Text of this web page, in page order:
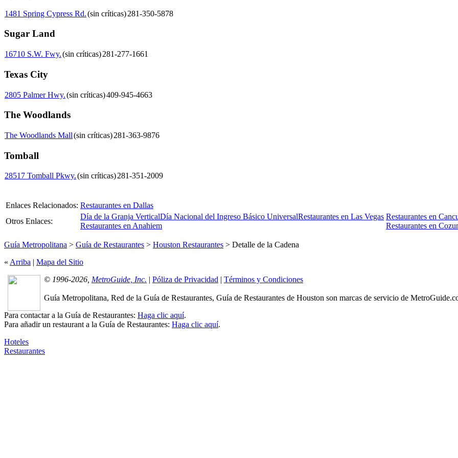
1481 Spring Cypress Rd.(sin críticas)281-350-5878
Sugar Land
16710 S.W. Fwy.(sin críticas)281-277-1661
Texas City
2805 Palmer Hwy.(sin críticas)409-945-4663
The Woodlands
The Woodlands Mall(sin críticas)281-363-9876
Tomball
28517 Tomball Pkwy.(sin críticas)281-351-2009
Enlaces Relacionados: Restaurantes en Dallas
Otros Enlaces:
Día de la Granja VerticalDía Nacional del Ingreso Básico UniversalRestaurantes en Las Vegas
Restaurantes en Anahiem
Restaurantes en
Restaurantes en
Guía Metropolitana > Guía de Restaurantes > Houston Restaurantes > Detalle de la Cadena
« Arriba | Mapa del Sitio
© 1996-2026, MetroGuide, Inc. | Póliza de Privacidad | Términos y Condiciones
Guía Metropolitana, Red de la Guía de Restaurantes, Guía de Restaurantes de Houston son marcas de servicio de
Para contactar a la Guía de Restaurantes: Haga clic aquí.
Para añadir un restaurant a la Guía de Restaurantes: Haga clic aquí.
Hoteles
Restaurantes